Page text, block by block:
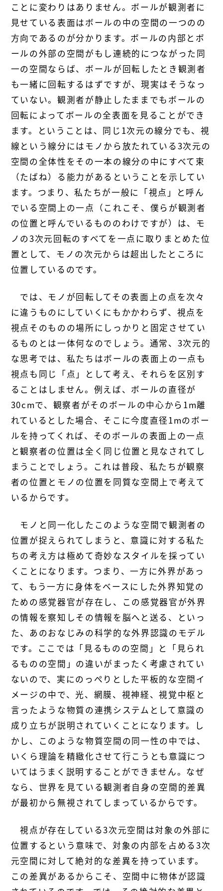
ことに変わりはありません。ボールが観測者に
見せている表面はボールの中の空間の一つのの
方向であるのが分かります。ボールの内部とボ
ールの外部の空間がもし連続的につながった同
一の空間ならば、ボールが回転したとき観測者
も一緒に回転するはずですが、現実はそうなっ
ていない。観測者が静止したままでもボールの
回転によってボールの全表面を見ることができ
ます。ということは、同じ1次元の線分でも、視
線という線分にはモノから放たれている3次元の
空間の全体性をその一本の線分の中にすべて束
（たばね）る能力があるということを示してい
ます。つまり、私たちが一般に「視点」と呼ん
でいる空間上の一点（これこそ、僕らが観測者
の位置と呼んでいるもののわけですが）は、モ
ノの3次元回転のすべてを一点に取りまとめた位
置として、モノの次元からは超出したところに
位置しているのです。
では、モノが回転してその表面上の点を次々
に違うものにしていくにもかかわらず、視点を
視点そのものの場所にしっかりと固定させてい
るものとは一体何なのでしょう。通常、3次元的
な思考では、私たちはボールの表面上の一点も
視点も同じ「点」として考え、それらを区別す
ることはしません。例えば、ボールの直径が
30cmで、観察者がそのボールの中心から1m離
れているとした場合、そこに今度直径1mのボー
ルを持ってくれば、そのボールの表面上の一点
と観察者の位置は全く同じ位置と見なされてし
まうことでしょう。これは普段、私たちが観察
者の位置とモノの位置を同質な空間上で考えて
いるからです。
モノと同一化したこのような空間で観測者の
位置が捉えられてしまうと、意識に対する私た
ちの考え方は極めて奇妙なスタイルを採ってい
くことになります。つまり、一方に外界があっ
て、もう一方に身体をベースにした外界知覚の
ための感覚器官が存在し、この感覚器官が外界
の情報を察知しその情報を脳へと送る、といっ
た、あのおなじみの科学的な外界認識のモデル
です。ここでは「見るものの空間」と「見られ
るものの空間」の違いがまったく考慮されてい
ないので、実にのっぺりとした平板的な空間イ
メージの中で、光、網膜、視神経、視覚中枢と
言ったような物質の連携システムとして意識の
成り立ちが説明されていくことになります。し
かし、このような物質空間の同一性の中では、
いくら理論を精緻化させて行こうとも意識につ
いてはうまく説明することができません。なぜ
なら、世界を見ている観測者自身の空間的差異
が最初から無視されてしまっているからです。
視点が存在している3次元空間は対象の外部に
位置するという意味で、対象の内部を占める3次
元空間に対して絶対的な差異を持っています。
この差異があるからこそ、空間中に物体が認識